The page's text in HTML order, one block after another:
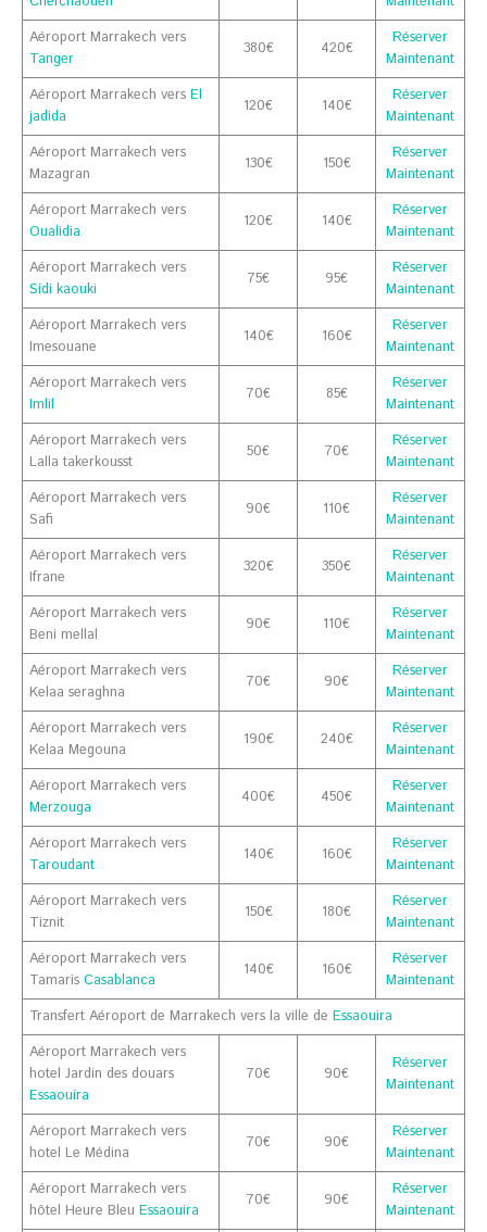
Aéroport Marrakech vers
Tanger
380€ 420€
Réserver
Maintenant
Aéroport Marrakech versEl
jadida
120€ 140€
Réserver
Maintenant
Aéroport Marrakech vers
Mazagran
130€ 150€
Réserver
Maintenant
Aéroport Marrakech vers
Oualidia
120€ 140€
Réserver
Maintenant
Aéroport Marrakech vers
Sidi kaouki
75€ 95€
Réserver
Maintenant
Aéroport Marrakech vers
Imesouane
140€ 160€
Réserver
Maintenant
Aéroport Marrakech vers
Imlil
70€ 85€
Réserver
Maintenant
Aéroport Marrakech vers
Lalla takerkousst
50€ 70€
Réserver
Maintenant
Aéroport Marrakech vers
Safi
90€ 110€
Réserver
Maintenant
Aéroport Marrakech vers
Ifrane
320€ 350€
Réserver
Maintenant
Aéroport Marrakech vers
Beni mellal
90€ 110€
Réserver
Maintenant
Aéroport Marrakech vers
Kelaa seraghna
70€ 90€
Réserver
Maintenant
Aéroport Marrakech vers
Kelaa Megouna
190€ 240€
Réserver
Maintenant
Aéroport Marrakech vers
Merzouga
400€ 450€
Réserver
Maintenant
Aéroport Marrakech vers
Taroudant
140€ 160€
Réserver
Maintenant
Aéroport Marrakech vers
Tiznit
150€ 180€
Réserver
Maintenant
Aéroport Marrakech vers
TamarisCasablanca
140€ 160€
Réserver
Maintenant
Transfert Aéroport de Marrakech vers la ville deEssaouira
Aéroport Marrakech vers
hotel Jardin des douars
Essaouira
70€ 90€
Réserver
Maintenant
Aéroport Marrakech vers
hotel Le Médina
70€ 90€
Réserver
Maintenant
Aéroport Marrakech vers
hôtel Heure BleuEssaouira
70€ 90€
Réserver
Maintenant